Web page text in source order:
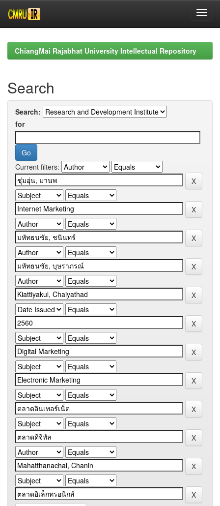
navigationChiangMai Rajabhat University Intellectual Repository
Search
Search:
for
Current filters: